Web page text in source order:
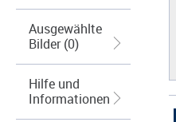
Ausgewählte
Bilder (0)
Hilfe und
Informationen